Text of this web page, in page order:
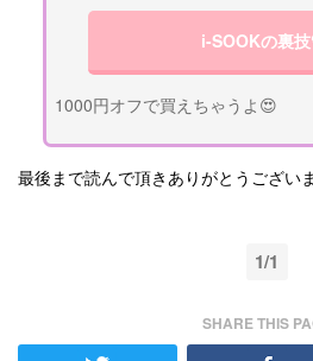
i-SOOKの裏
1000円オフで買えちゃうよ😍
最後まで読んで頂きありがとうござい
1/1
SHARE THIS